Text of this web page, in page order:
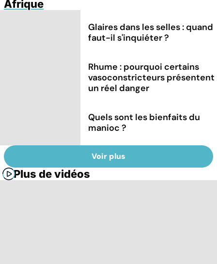
Afrique
Glaires dans les selles : quand
faut-il s'inquiéter ?
Rhume : pourquoi certains
vasoconstricteurs présentent
un réel danger
Quels sont les bienfaits du
manioc ?
Voir plus
Plus de vidéos